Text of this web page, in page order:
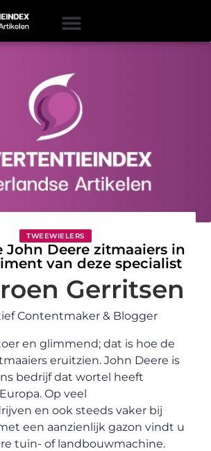
TWEEWIELERS
John Deere zitmaaiers in
van deze specialist
Gerritsen
Contentmaker & Blogger
en glimmend; dat is hoe de
eruitzien. John Deere is
bedrijf dat wortel heeft
Op veel
en ook steeds vaker bij
een aanzienlijk gazon vindt u
tuin- of landbouwmachine.